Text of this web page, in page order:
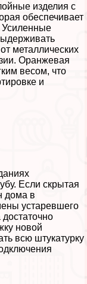
изделия с
обеспечивает
Усиленные
металлических
Оранжевая
весом, что
и
Если скрытая
дома в
устаревшего
новой
всю штукатурку